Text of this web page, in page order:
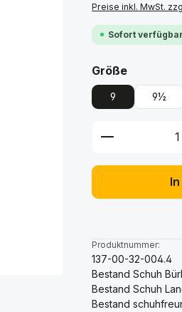
Preise inkl. MwSt.
Sofort
Größe
9 9½
Produkt
Produktnummer:
137-00-32-004.4
Bestand Schuh
Bestand Schuh
Bestand